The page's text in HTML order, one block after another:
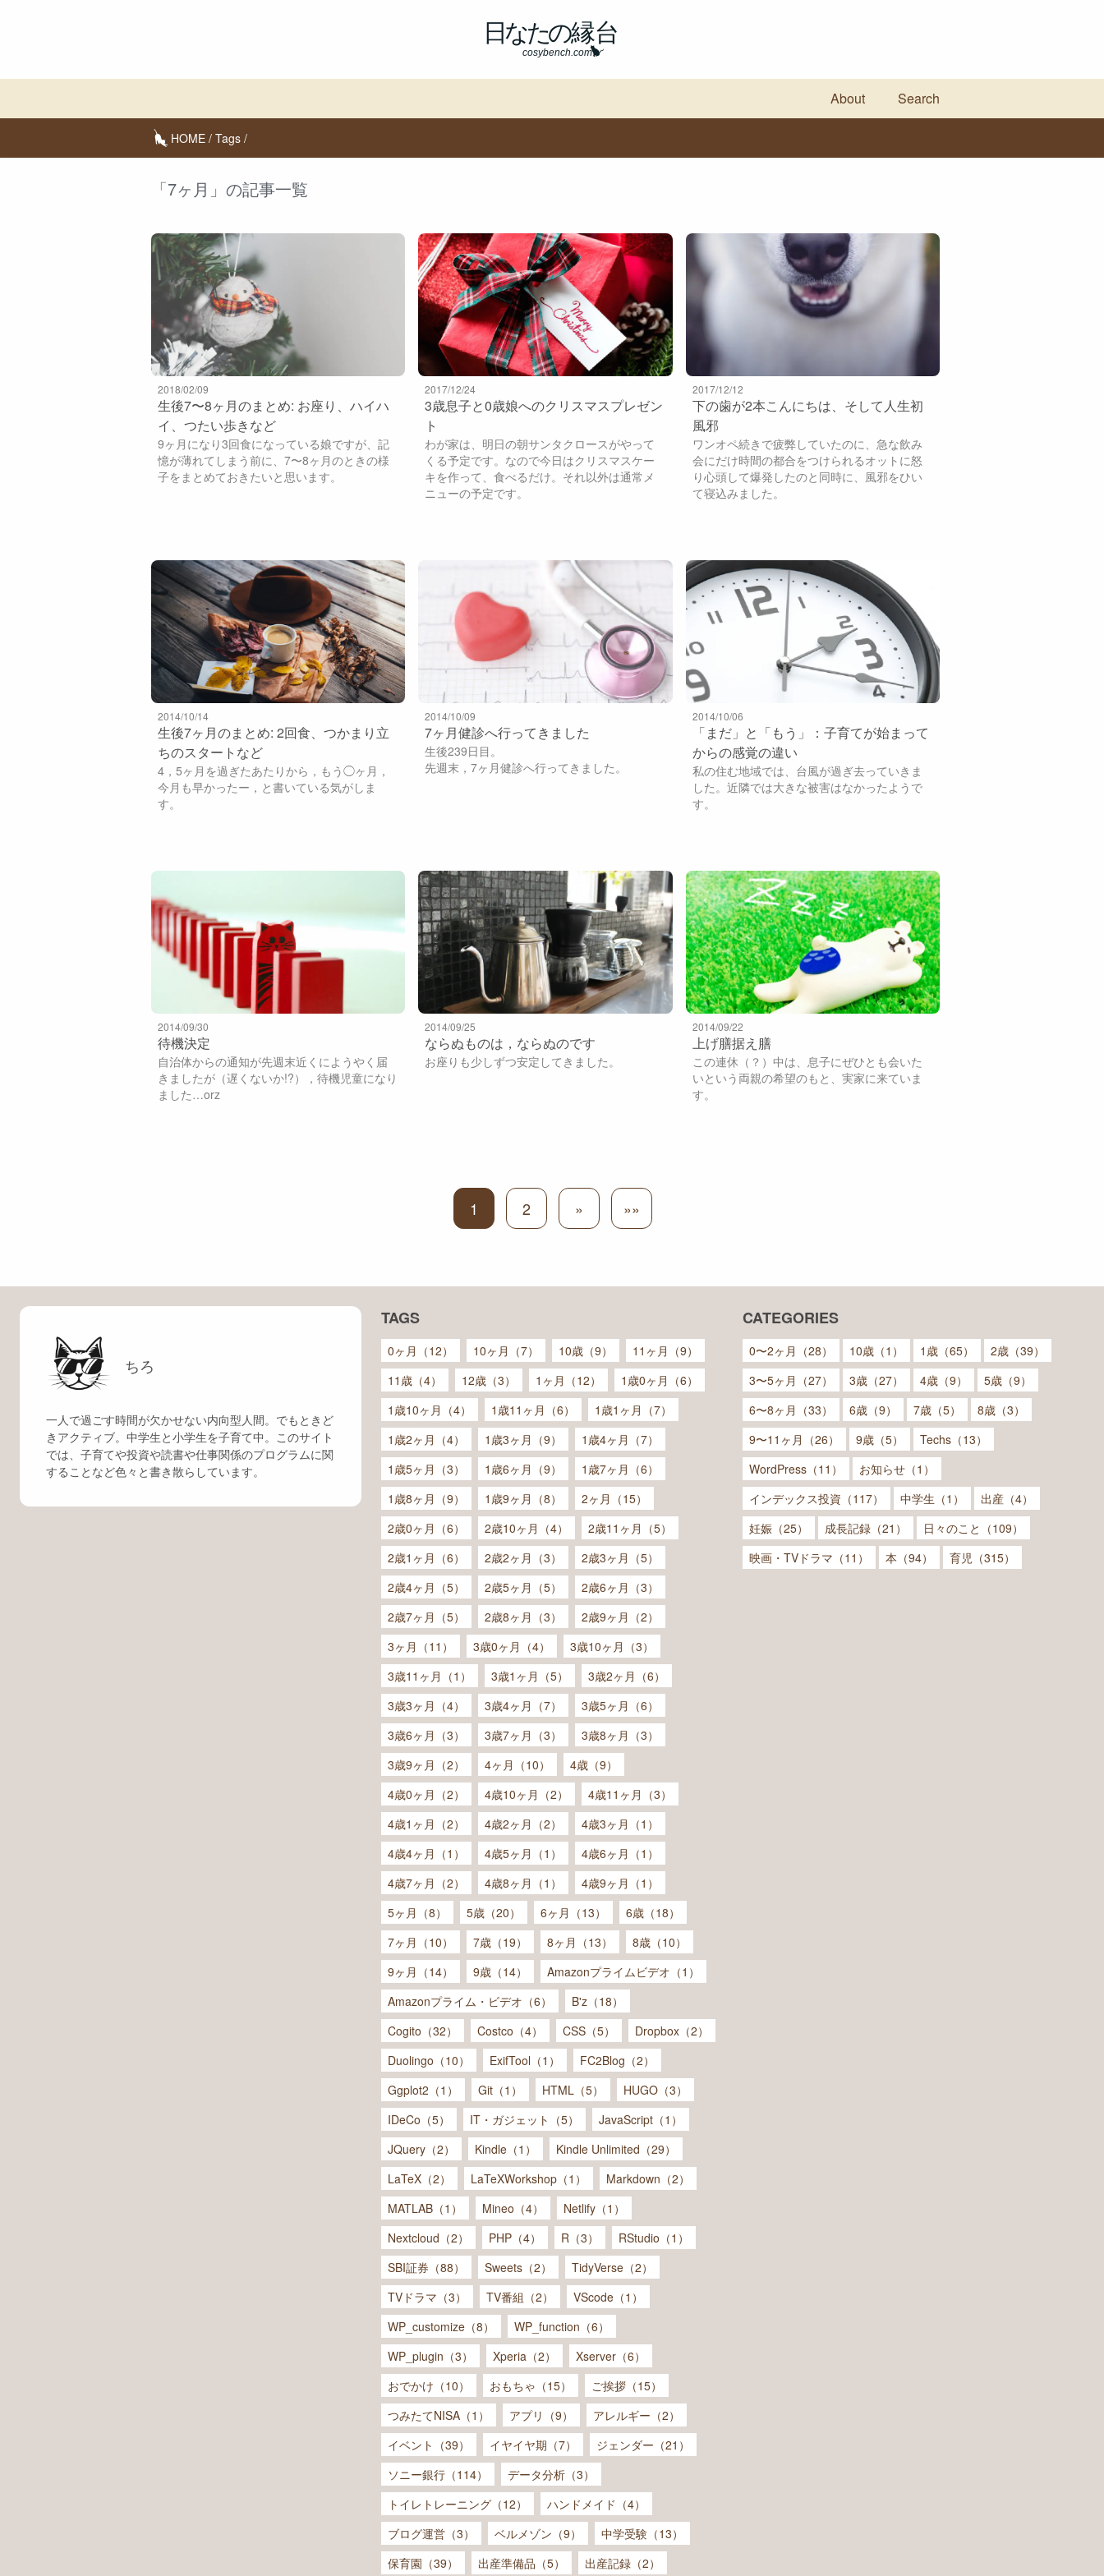
About Search
HOME / Tags /
「7ヶ月」の記事一覧
2018/02/09
生後7〜8ヶ月のまとめ: お座り、ハイハ
イ、つたい歩きなど
9ヶ月になり3回食になっている娘ですが、記
憶が薄れてしまう前に、7〜8ヶ月のときの様
子をまとめておきたいと思います。
2017/12/24
3歳息子と0歳娘へのクリスマスプレゼン
ト
わが家は、明日の朝サンタクロースがやって
くる予定です。なので今日はクリスマスケー
キを作って、食べるだけ。それ以外は通常メ
ニューの予定です。
2017/12/12
下の歯が2本こんにちは、そして人生初
風邪
ワンオペ続きで疲弊していたのに、急な飲み
会にだけ時間の都合をつけられるオットに怒
り心頭して爆発したのと同時に、風邪をひい
て寝込みました。
2014/10/14
生後7ヶ月のまとめ: 2回食、つかまり立
ちのスタートなど
4，5ヶ月を過ぎたあたりから，もう◯ヶ月，
今月も早かったー，と書いている気がしま
す。
2014/10/09
7ヶ月健診へ行ってきました
生後239日目。
先週末，7ヶ月健診へ行ってきました。
2014/10/06
「まだ」と「もう」：子育てが始まって
からの感覚の違い
私の住む地域では、台風が過ぎ去っていきま
した。近隣では大きな被害はなかったようで
す。
2014/09/30
待機決定
自治体からの通知が先週末近くにようやく届
きましたが（遅くないか!?），待機児童になり
ました…orz
2014/09/25
ならぬものは，ならぬのです
お座りも少しずつ安定してきました。
2014/09/22
上げ膳据え膳
この連休（？）中は、息子にぜひとも会いた
いという両親の希望のもと、実家に来ていま
す。
1 2 » »»
ちろ
一人で過ごす時間が欠かせない内向型人間。でもときど
きアクティブ。中学生と小学生を子育て中。このサイト
では、子育てや投資や読書や仕事関係のプログラムに関
することなど色々と書き散らしています。
TAGS
0ヶ月（12） 10ヶ月（7） 10歳（9）
11ヶ月（9）
11歳（4）
12歳（3） 1ヶ月（12）
1歳0ヶ月（6）
1歳10ヶ月（4）
1歳11ヶ月（6）
1歳1ヶ月（7）
1歳2ヶ月（4）
1歳3ヶ月（9）
1歳4ヶ月（7）
1歳5ヶ月（3）
1歳6ヶ月（9）
1歳7ヶ月（6）
1歳8ヶ月（9）
1歳9ヶ月（8）
2ヶ月（15）
2歳0ヶ月（6）
2歳10ヶ月（4）
2歳11ヶ月（5）
2歳1ヶ月（6）
2歳2ヶ月（3）
2歳3ヶ月（5）
2歳4ヶ月（5）
2歳5ヶ月（5）
2歳6ヶ月（3）
2歳7ヶ月（5）
2歳8ヶ月（3）
2歳9ヶ月（2）
3ヶ月（11）
3歳0ヶ月（4）
3歳10ヶ月（3）
3歳11ヶ月（1）
3歳1ヶ月（5）
3歳2ヶ月（6）
3歳3ヶ月（4）
3歳4ヶ月（7）
3歳5ヶ月（6）
3歳6ヶ月（3）
3歳7ヶ月（3）
3歳8ヶ月（3）
3歳9ヶ月（2）
4ヶ月（10）
4歳（9）
4歳0ヶ月（2）
4歳10ヶ月（2）
4歳11ヶ月（3）
4歳1ヶ月（2）
4歳2ヶ月（2）
4歳3ヶ月（1）
4歳4ヶ月（1）
4歳5ヶ月（1）
4歳6ヶ月（1）
4歳7ヶ月（2）
4歳8ヶ月（1）
4歳9ヶ月（1）
5ヶ月（8）
5歳（20） 6ヶ月（13）
6歳（18）
7ヶ月（10）
7歳（19） 8ヶ月（13）
8歳（10）
9ヶ月（14）
9歳（14）
Amazonプライムビデオ（1）
Amazonプライム・ビデオ（6）
B'z（18）
Cogito（32）
Costco（4） CSS（5）
Dropbox（2）
Duolingo（10）
ExifTool（1）
FC2Blog（2）
Ggplot2（1）
Git（1） HTML（5）
HUGO（3）
IDeCo（5）
IT・ガジェット（5）
JavaScript（1）
JQuery（2）
Kindle（1）
Kindle Unlimited（29）
LaTeX（2）
LaTeXWorkshop（1）
Markdown（2）
MATLAB（1）
Mineo（4）
Netlify（1）
Nextcloud（2）
PHP（4） R（3）
RStudio（1）
SBI証券（88）
Sweets（2）
TidyVerse（2）
TVドラマ（3）
TV番組（2）
VScode（1）
WP_customize（8）
WP_function（6）
WP_plugin（3）
Xperia（2）
Xserver（6）
おでかけ（10）
おもちゃ（15）
ご挨拶（15）
つみたてNISA（1）
アプリ（9）
アレルギー（2）
イベント（39）
イヤイヤ期（7）
ジェンダー（21）
ソニー銀行（114）
データ分析（3）
トイレトレーニング（12）
ハンドメイド（4）
ブログ運営（3）
ベルメゾン（9）
中学受験（13）
保育園（39）
出産準備品（5） 出産記録（2）
CATEGORIES
0〜2ヶ月（28） 10歳（1） 1歳（65）
2歳（39）
3〜5ヶ月（27）
3歳（27） 4歳（9）
5歳（9）
6〜8ヶ月（33）
6歳（9） 7歳（5）
8歳（3）
9〜11ヶ月（26）
9歳（5）
Techs（13）
WordPress（11）
お知らせ（1）
インデックス投資（117）
中学生（1）
出産（4）
妊娠（25）
成長記録（21）
日々のこと（109）
映画・TVドラマ（11）
本（94） 育児（315）